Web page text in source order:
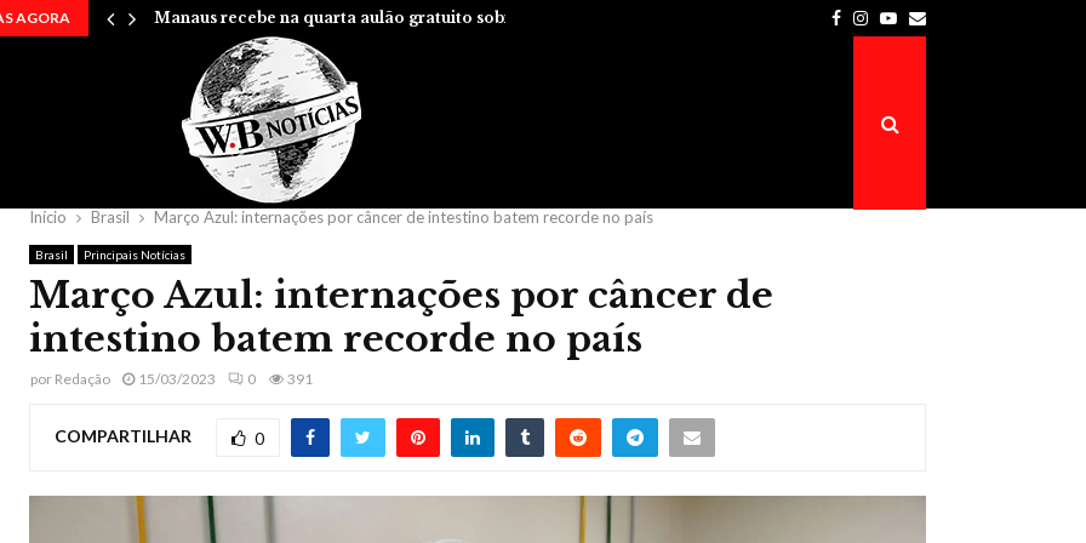
AGORA Manaus recebe na quarta aulão gratuito sobre… Prefeitura de Atalaia do Norte é a…
Facebook
Instagram
Youtube
Email
Início Brasil Março Azul: internações por câncer de intestino batem recorde no país
Brasil Principais Notícias
Março Azul: internações por câncer de
intestino batem recorde no país
por Redação 15/03/2023 0 391
COMPARTILHAR 0